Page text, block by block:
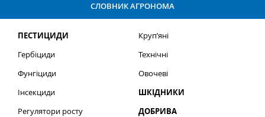
СЛОВНИК АГРОНОМА
ПЕСТИЦИДИ
Гербіциди
Фунгіциди
Інсекциди
Регулятори росту
Круп’яні
Технічні
Овочеві
ШКІДНИКИ
ДОБРИВА